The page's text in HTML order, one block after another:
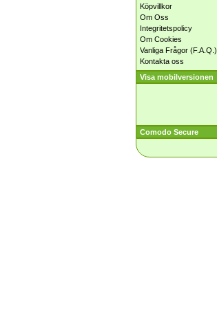
Köpvillkor
Om Oss
Integritetspolicy
Om Cookies
Vanliga Frågor (F.A.Q.)
Kontakta oss
Visa mobilversionen
Comodo Secure